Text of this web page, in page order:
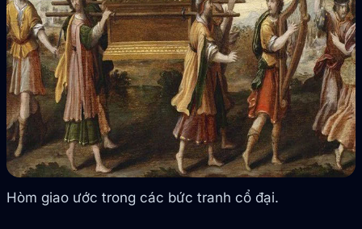
Hòm giao ước trong các bức tranh cổ đại.